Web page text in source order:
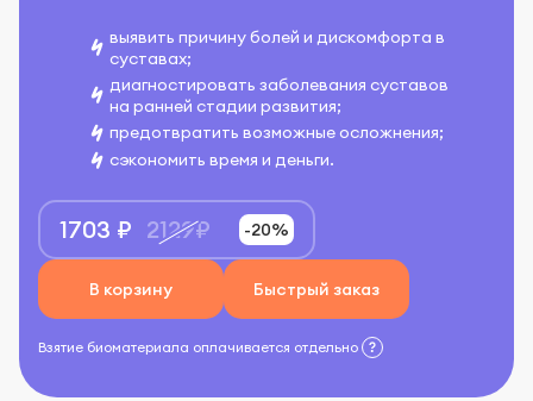
выявить причину болей и дискомфорта в
суставах;
диагностировать заболевания суставов
на ранней стадии развития;
предотвратить возможные осложнения;
сэкономить время и деньги.
В корзину Быстрый заказ
1703 ₽ 2129₽ -20%
Взятие биоматериала оплачивается отдельно